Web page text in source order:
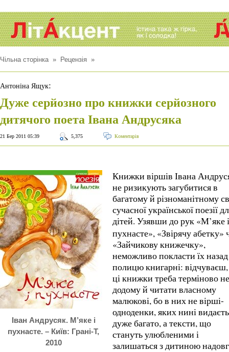
Чільна сторінка» Рецензія »
Антоніна Ящук:
Дуже серйозно про книжки серйозного
дитячого поета Івана Андрусяка
21 Бер 2011 05:39 5,375 Коментарів
Іван Андрусяк. М’яке і
пухнасте. – Київ: Грані-Т,
2010
Книжки віршів Івана
не ризикують загубитися в
багатому й різноманітному
сучасної української поезії
дітей. Узявши до рук «М’яке і
пухнасте», «Звірячу абетку»
«Зайчикову книжечку»,
неможливо покласти їх
полицю книгарні:
ці книжки треба терміново
додому й читати власному
малюкові, бо в них не вірші-
одноденки, яких нині
дуже багато, а тексти, що
стануть улюбленими і
залишаться з дитиною